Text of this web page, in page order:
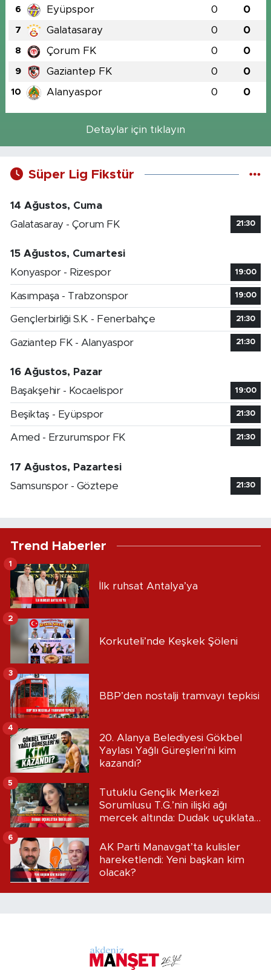
6 Eyüpspor 0 0
7 Galatasaray 0 0
8 Çorum FK 0 0
9 Gaziantep FK 0 0
10 Alanyaspor 0 0
Detaylar için tıklayın
Süper Lig Fikstür
14 Ağustos, Cuma
Galatasaray - Çorum FK
21:30
15 Ağustos, Cumartesi
Konyaspor - Rizespor
19:00
Kasımpaşa - Trabzonspor 19:00
Gençlerbirliği S.K. - Fenerbahçe 21:30
Gaziantep FK - Alanyaspor 21:30
16 Ağustos, Pazar
Başakşehir - Kocaelispor
19:00
Beşiktaş - Eyüpspor 21:30
Amed - Erzurumspor FK 21:30
17 Ağustos, Pazartesi
Samsunspor - Göztepe
21:30
Trend Haberler
İlk ruhsat Antalya’ya
1
Korkuteli’nde Keşkek Şöleni
2
BBP’den nostalji tramvayı tepkisi
3
20. Alanya Belediyesi Gökbel
Yaylası Yağlı Güreşleri'ni kim
kazandı?
4
Tutuklu Gençlik Merkezi
Sorumlusu T.G.’nin ilişki ağı
mercek altında: Dudak uçuklatan
5
AK Parti Manavgat’ta kulisler
hareketlendi: Yeni başkan kim
olacak?
6